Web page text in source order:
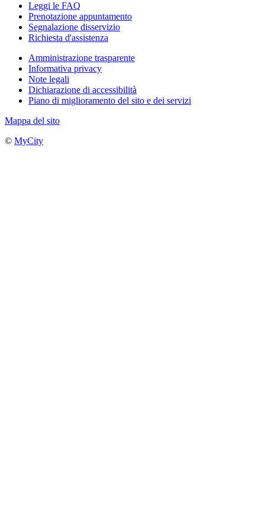
Leggi le FAQ
Prenotazione appuntamento
Segnalazione disservizio
Richiesta d'assistenza
Amministrazione trasparente
Informativa privacy
Note legali
Dichiarazione di accessibilità
Piano di miglioramento del sito e dei servizi
Mappa del sito
© MyCity